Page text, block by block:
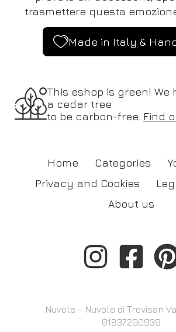
trasmettere questa
Made in Italy &
This eshop is green! We
a cedar tree
to be carbon-free. Find
Home Categories
Privacy and Cookies
About us
Nuvole - Nuvole di Trevisan
01837290939